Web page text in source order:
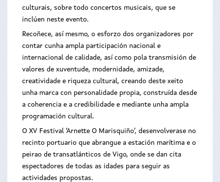
culturais, sobre todo concertos musicais, que se
inclúen neste evento.
Recoñece, así mesmo, o esforzo dos organizadores por
contar cunha ampla participación nacional e
internacional de calidade, así como pola transmisión de
valores de xuventude, modernidade, amizade,
creatividade e riqueza cultural, creando deste xeito
unha marca con personalidade propia, construída desde
a coherencia e a credibilidade e mediante unha ampla
programación cultural.
O XV Festival ‘Arnette O Marisquiño’, desenvolverase no
recinto portuario que abrangue a estación marítima e o
peirao de transatlánticos de Vigo, onde se dan cita
espectadores de todas as idades para seguir as
actividades propostas.